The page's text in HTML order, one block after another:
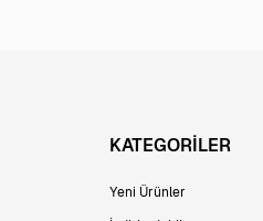
KATEGORİLER
Yeni Ürünler